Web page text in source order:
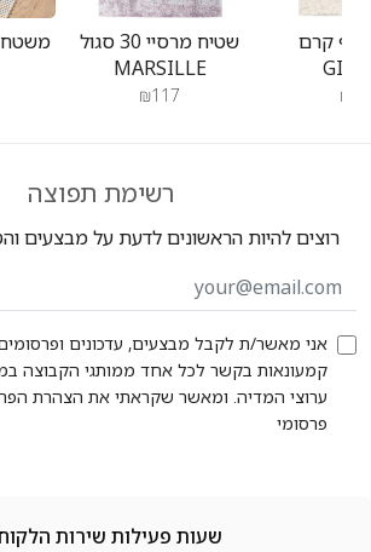
משטח
שטיח מרסיי 30 סגול
MARSILLE
₪117
קרם
רשימת תפוצה
רוצים להיות הראשונים לדעת על מבצעים
אני מאשר/ת לקבל מבצעים, עדכונים
קמעונאות בקשר לכל אחד ממותגי הקבוצה
ערוצי המדיה. ומאשר שקראתי את הצהרת
פרסומי
שעות פעילות שירות